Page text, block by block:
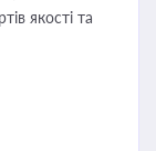
якості та